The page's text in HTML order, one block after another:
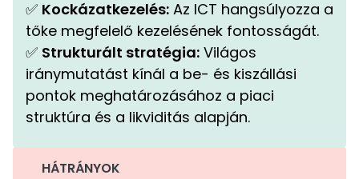
✅ Kockázatkezelés: Az ICT hangsúlyozza a
tőke megfelelő kezelésének fontosságát.
✅ Strukturált stratégia: Világos
iránymutatást kínál a be- és kiszállási
pontok meghatározásához a piaci
struktúra és a likviditás alapján.
HÁTRÁNYOK